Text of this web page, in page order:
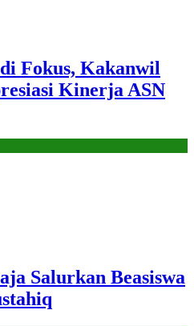
Fokus, Kakanwil
Kinerja ASN
Salurkan Beasiswa